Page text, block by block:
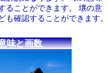
ることができます。 壌の意
も確認することができます。
味と画数